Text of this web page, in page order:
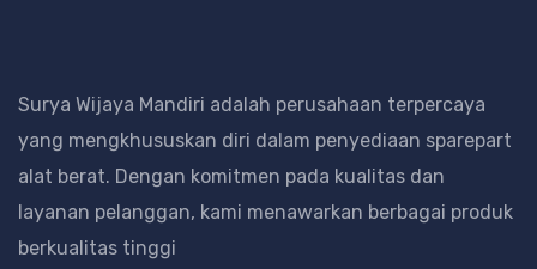
Surya Wijaya Mandiri adalah perusahaan terpercaya
yang mengkhususkan diri dalam penyediaan sparepart
alat berat. Dengan komitmen pada kualitas dan
layanan pelanggan, kami menawarkan berbagai produk
berkualitas tinggi